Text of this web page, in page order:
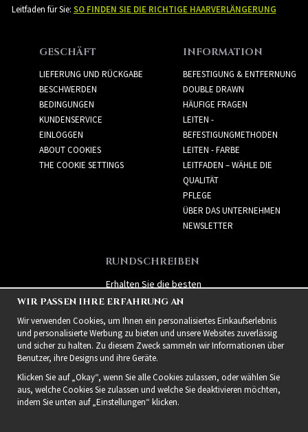
Leitfaden für Sie: SO FINDEN SIE DIE RICHTIGE HAARVERLÄNGERUNG
GESCHÄFT
LIEFERUNG UND RÜCKGABE
BESCHWERDEN
BEDINGUNGEN
KUNDENSERVICE
EINLOGGEN
ABOUT COOKIES
THE COOKIE SETTINGS
INFORMATION
BEFESTIGUNG & ENTFERNUNG
DOUBLE DRAWN
HÄUFIGE FRAGEN
LEITEN -
BEFESTIGUNGMETHODEN
LEITEN - FARBE
LEITFADEN – WÄHLE DIE
QUALITÄT
PFLEGE
ÜBER DAS UNTERNEHMEN
NEWSLETTER
RUNDSCHREIBEN
Erhalten Sie die besten
Angebote und spannende
neue Produkte!
WIR PASSEN IHRE ERFAHRUNG AN
Wir verwenden Cookies, um Ihnen ein personalisiertes Einkaufserlebnis
und personalisierte Werbung zu bieten und unsere Websites zuverlässig
und sicher zu halten. Zu diesem Zweck sammeln wir Informationen über
Benutzer, ihre Designs und ihre Geräte.
Klicken Sie auf „Okay“, wenn Sie alle Cookies zulassen, oder wählen Sie
aus, welche Cookies Sie zulassen und welche Sie deaktivieren möchten,
indem Sie unten auf „Einstellungen“ klicken.